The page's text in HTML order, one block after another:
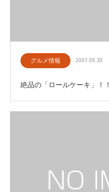
グルメ情報 2007.09.30
絶品の「ロールケーキ」！！